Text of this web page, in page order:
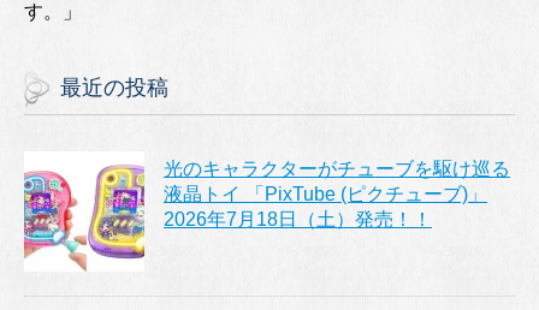
す。」
最近の投稿
光のキャラクターがチューブを駆け巡る
液晶トイ 「PixTube (ピクチューブ)」
2026年7月18日（土）発売！！